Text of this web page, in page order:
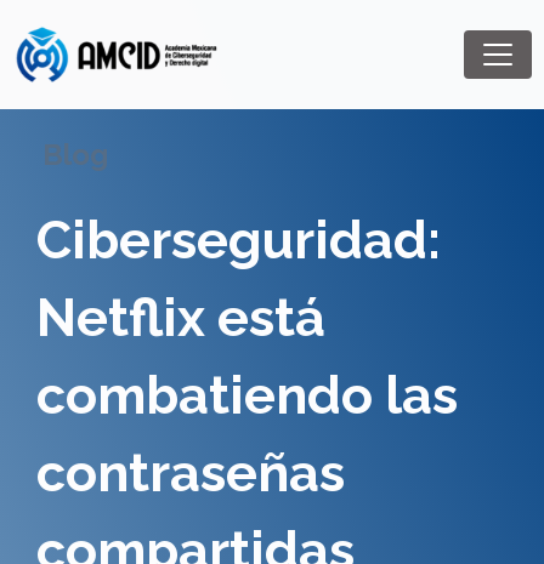
Blog
Ciberseguridad:
Netflix está
combatiendo las
contraseñas
compartidas